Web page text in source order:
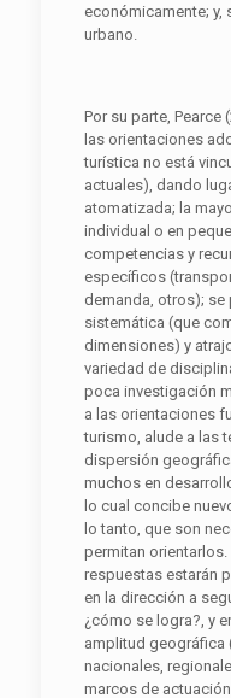
económicamente; y,
urbano.
Por su parte, Pearce
las orientaciones
turística no está
actuales), dando
atomatizada; la
individual o en
competencias y
específicos
demanda, otros);
sistemática (que
dimensiones) y
variedad de
poca investigación
a las orientaciones
turismo, alude a las
dispersión
muchos en
lo cual concibe
lo tanto, que son
permitan
respuestas estarán
en la dirección a
¿cómo se logra?, y
amplitud geográfica
nacionales,
marcos de